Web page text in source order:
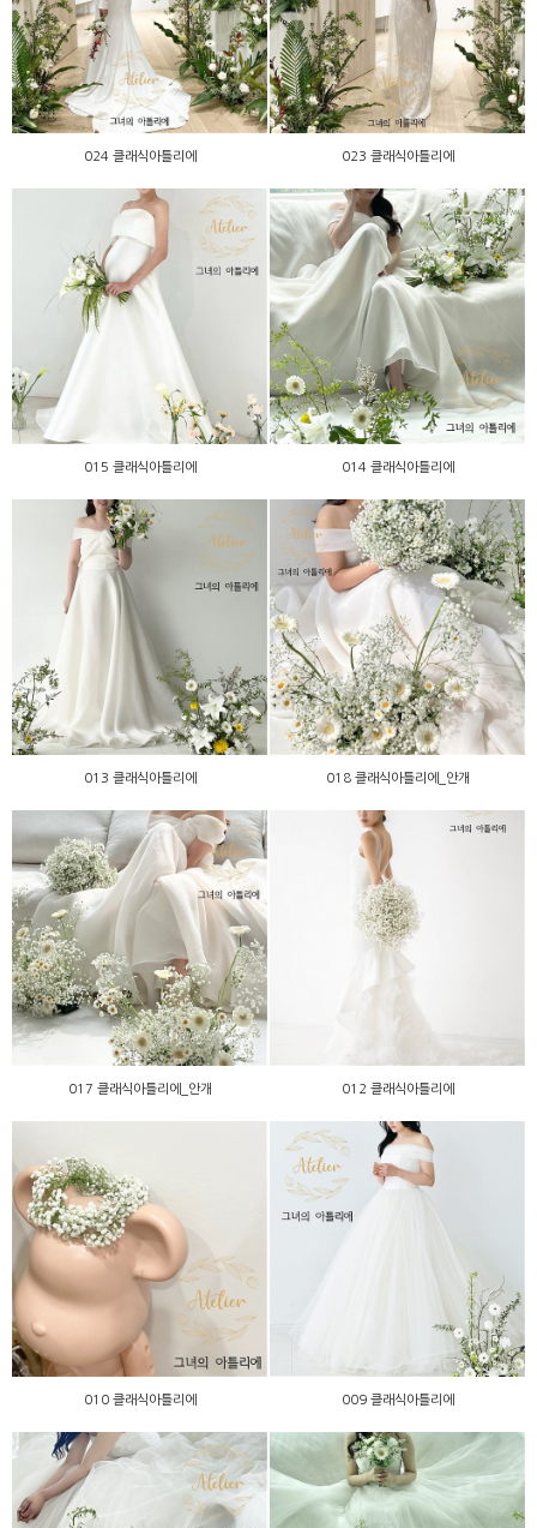
024 클래식아틀리에
024 클래식아틀리에
023 클래식아틀리에
023 클래식아틀리에
015 클래식아틀리에
015 클래식아틀리에
014 클래식아틀리에
014 클래식아틀리에
013 클래식아틀리에
013 클래식아틀리에
018 클래식아틀리에_안개
018 클래식아틀리에_안개
017 클래식아틀리에_안개
017 클래식아틀리에_안개
012 클래식아틀리에
012 클래식아틀리에
010 클래식아틀리에
010 클래식아틀리에
009 클래식아틀리에
009 클래식아틀리에